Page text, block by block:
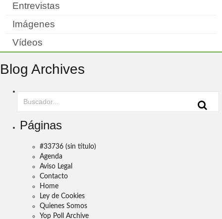
Entrevistas
Imágenes
Vídeos
Blog Archives
Páginas
#33736 (sin título)
Agenda
Aviso Legal
Contacto
Home
Ley de Cookies
Quienes Somos
Yop Poll Archive